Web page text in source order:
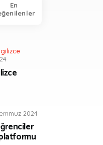
En
2024
platformu